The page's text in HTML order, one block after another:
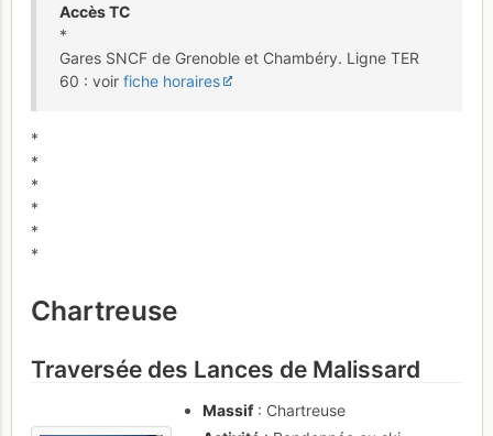
Accès TC
*
Gares SNCF de Grenoble et Chambéry. Ligne TER
60 : voir fiche horaires
*
*
*
*
*
*
Chartreuse
Traversée des Lances de Malissard
Massif: Chartreuse